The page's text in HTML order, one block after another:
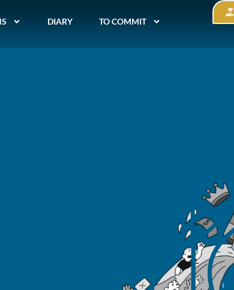
DIARY TO COMMIT